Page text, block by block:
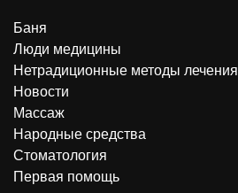
Баня
Люди медицины
Нетрадиционные методы лечения
Новости
Массаж
Народные средства
Стоматология
Первая помощь